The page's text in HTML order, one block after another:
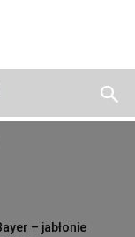
– jabłonie